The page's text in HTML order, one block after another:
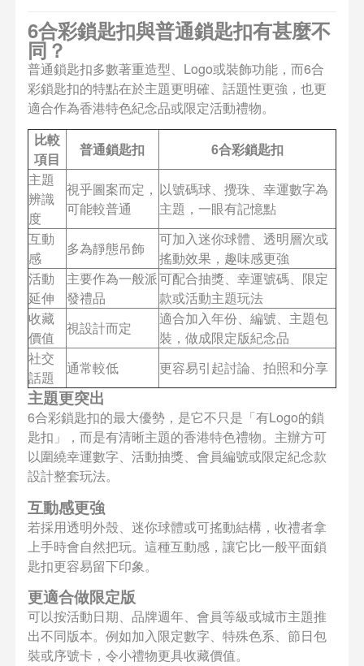
6合彩鎖匙扣與普通鎖匙扣有甚麼不
同？
普通鎖匙扣多數著重造型、Logo或裝飾功能，而6合
彩鎖匙扣的特點在於主題更明確、話題性更強，也更
適合作為香港特色紀念品或限定活動禮物。
比較
項目
普通鎖匙扣
6合彩鎖匙扣
主題
辨識
度
視乎圖案而定，
可能較普通
以號碼球、攪珠、幸運數字為
主題，一眼有記憶點
互動
感
多為靜態吊飾
可加入迷你球體、透明層次或
搖動效果，趣味感更強
活動
延伸
主要作為一般派
發禮品
可配合抽獎、幸運號碼、限定
款或活動主題玩法
收藏
價值
視設計而定
適合加入年份、編號、主題包
裝，做成限定版紀念品
社交
話題
通常較低 更容易引起討論、拍照和分享
主題更突出
6合彩鎖匙扣的最大優勢，是它不只是「有Logo的鎖
匙扣」，而是有清晰主題的香港特色禮物。主辦方可
以圍繞幸運數字、活動抽獎、會員編號或限定紀念款
設計整套玩法。
互動感更強
若採用透明外殼、迷你球體或可搖動結構，收禮者拿
上手時會自然把玩。這種互動感，讓它比一般平面鎖
匙扣更容易留下印象。
更適合做限定版
可以按活動日期、品牌週年、會員等級或城市主題推
出不同版本。例如加入限定數字、特殊色系、節日包
裝或序號卡，令小禮物更具收藏價值。